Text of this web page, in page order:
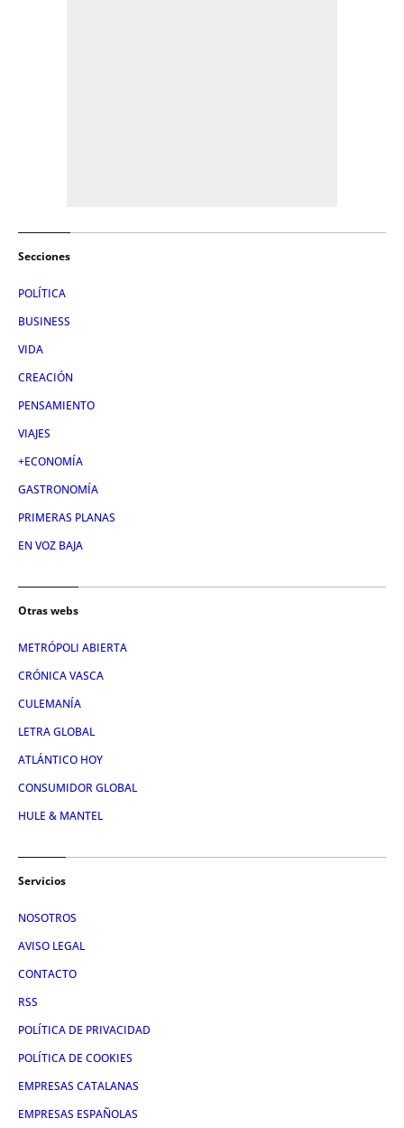
Secciones
POLÍTICA
BUSINESS
VIDA
CREACIÓN
PENSAMIENTO
VIAJES
+ECONOMÍA
GASTRONOMÍA
PRIMERAS PLANAS
EN VOZ BAJA
Otras webs
METRÓPOLI ABIERTA
CRÓNICA VASCA
CULEMANÍA
LETRA GLOBAL
ATLÁNTICO HOY
CONSUMIDOR GLOBAL
HULE & MANTEL
Servicios
NOSOTROS
AVISO LEGAL
CONTACTO
RSS
POLÍTICA DE PRIVACIDAD
POLÍTICA DE COOKIES
EMPRESAS CATALANAS
EMPRESAS ESPAÑOLAS